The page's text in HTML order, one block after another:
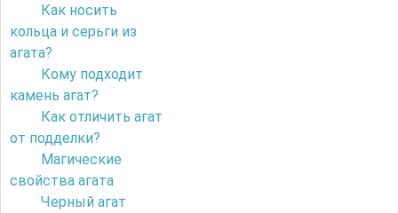
Как носить
кольца и серьги из
агата?
Кому подходит
камень агат?
Как отличить агат
от подделки?
Магические
свойства агата
Черный агат